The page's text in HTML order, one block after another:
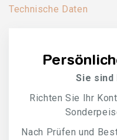
Technische Daten
Sie sind
Richten Sie Ihr
Nach Prüfen und